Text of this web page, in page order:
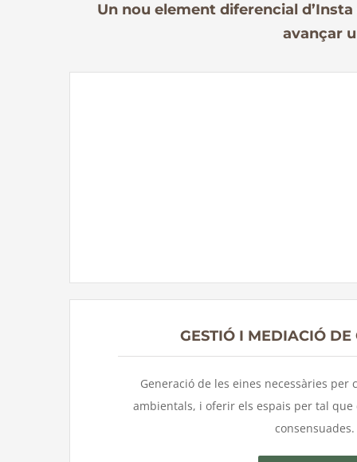
Un nou element diferencial
avançar
GESTIÓ I MEDIACIÓ DE
Generació de les eines necessàries per
ambientals, i oferir els espais per tal
consensuades.